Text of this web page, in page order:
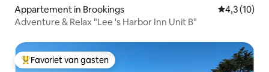
Appartement in Brookings
4,3 (10)
Adventure & Relax "Lee 's Harbor Inn Unit B"
Topfavoriet van gasten
Favoriet van gasten